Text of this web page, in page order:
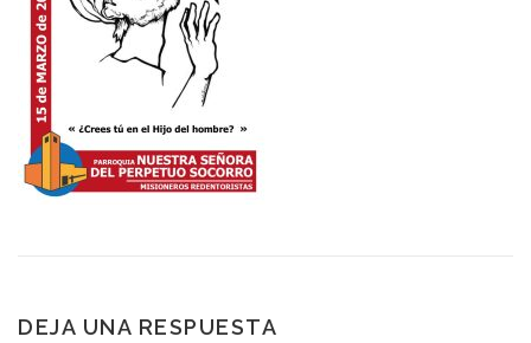
DEJA UNA RESPUESTA